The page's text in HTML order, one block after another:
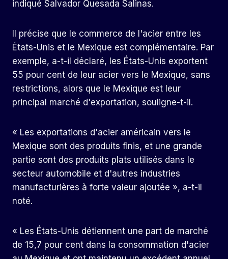
indiqué Salvador Quesada Salinas.
Il précise que le commerce de l'acier entre les
États-Unis et le Mexique est complémentaire. Par
exemple, a-t-il déclaré, les États-Unis exportent
55 pour cent de leur acier vers le Mexique, sans
restrictions, alors que le Mexique est leur
principal marché d'exportation, souligne-t-il.
« Les exportations d'acier américain vers le
Mexique sont des produits finis, et une grande
partie sont des produits plats utilisés dans le
secteur automobile et d'autres industries
manufacturières à forte valeur ajoutée », a-t-il
noté.
« Les États-Unis détiennent une part de marché
de 15,7 pour cent dans la consommation d'acier